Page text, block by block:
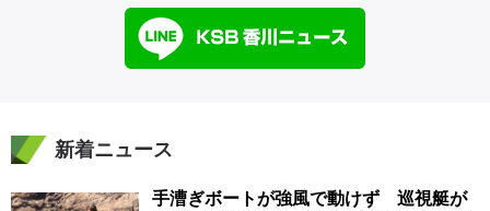
新着ニュース
手漕ぎボートが強風で動けず 巡視艇が